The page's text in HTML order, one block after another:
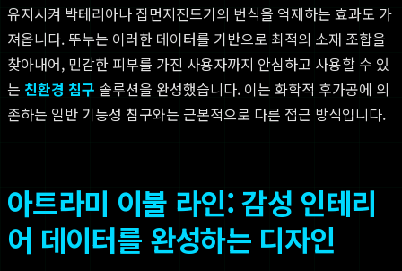
유지시켜 박테리아나 집먼지진드기의 번식을 억제하는 효과도 가
져옵니다. 뚜누는 이러한 데이터를 기반으로 최적의 소재 조합을
찾아내어, 민감한 피부를 가진 사용자까지 안심하고 사용할 수 있
는 친환경 침구 솔루션을 완성했습니다. 이는 화학적 후가공에 의
존하는 일반 기능성 침구와는 근본적으로 다른 접근 방식입니다.
아트라미 이불 라인: 감성 인테리
어 데이터를 완성하는 디자인